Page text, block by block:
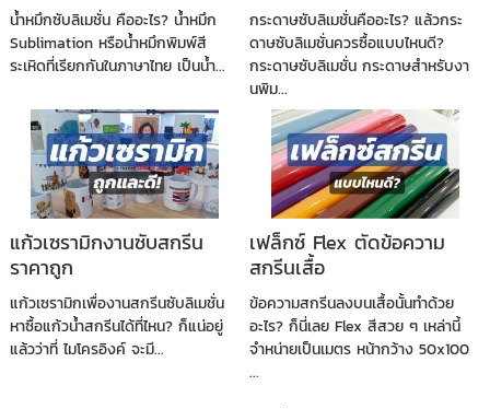
น้ำหมึกซับลิเมชั่น คืออะไร? น้ำหมึก
Sublimation หรือน้ำหมึกพิมพ์สี
ระเหิดที่เรียกกันในภาษาไทย เป็นน้ำ...
กระดาษซับลิเมชั่นคืออะไร? แล้วกระ
ดาษซับลิเมชั่นควรซื้อแบบไหนดี?
กระดาษซับลิเมชั่น กระดาษสำหรับงา
นพิม...
แก้วเซรามิกงานซับสกรีน
ราคาถูก
แก้วเซรามิกเพื่องานสกรีนซับลิเมชั่น
หาซื้อแก้วน้ำสกรีนได้ที่ไหน? ก็แน่อยู่
แล้วว่าที่ ไมโครอิงค์ จะมี...
เฟล็กซ์ Flex ตัดข้อความ
สกรีนเสื้อ
ข้อความสกรีนลงบนเสื้อนั้นทำด้วย
อะไร? ก็นี่เลย Flex สีสวย ๆ เหล่านี้
จำหน่ายเป็นเมตร หน้ากว้าง 50x100
...